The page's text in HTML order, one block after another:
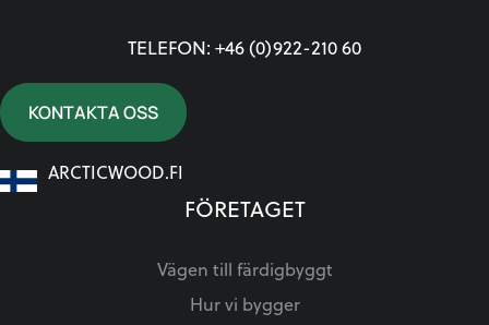
TELEFON: +46 (0)922-210 60
KONTAKTA OSS
ARCTICWOOD.FI
FÖRETAGET
Vägen till färdigbyggt
Hur vi bygger